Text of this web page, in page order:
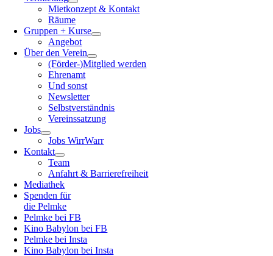
Mietkonzept & Kontakt
Räume
Gruppen + Kurse
Angebot
Über den Verein
(Förder-)Mitglied werden
Ehrenamt
Und sonst
Newsletter
Selbstverständnis
Vereinssatzung
Jobs
Jobs WirrWarr
Kontakt
Team
Anfahrt & Barrierefreiheit
Mediathek
Spenden für
die Pelmke
Pelmke bei FB
Kino Babylon bei FB
Pelmke bei Insta
Kino Babylon bei Insta